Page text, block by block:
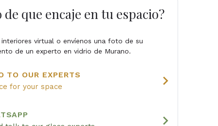
de que encaje en tu espacio?
virtual o envíenos una foto de su
de un experto en vidrio de Murano.
TO OUR EXPERTS
for your space chevron_right
chevron_right